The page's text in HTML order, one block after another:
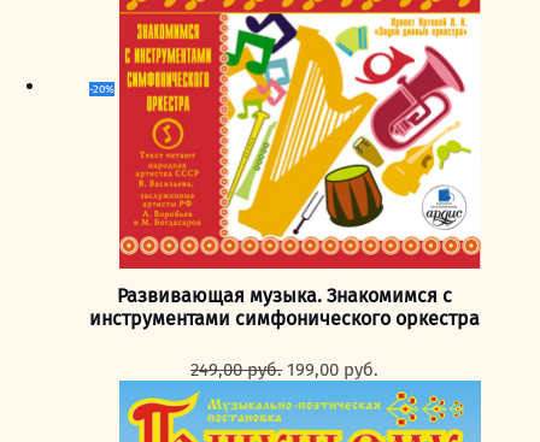
-20%
Развивающая музыка. Знакомимся с
инструментами симфонического оркестра
249,00руб. Первоначальная
составляла
249,00 руб..
199,00 руб.
цена:
199,00 руб..